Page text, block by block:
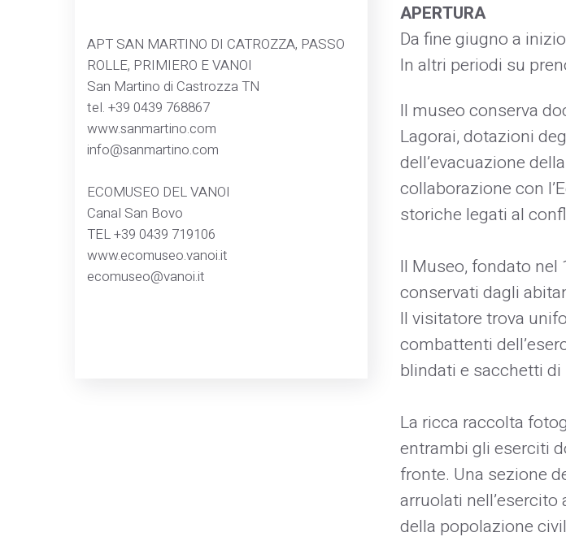
APT SAN MARTINO DI CATROZZA, PASSO
ROLLE, PRIMIERO E VANOI
San Martino di Castrozza TN
tel. +39 0439 768867
www.sanmartino.com
info@sanmartino.com
ECOMUSEO DEL VANOI
Canal San Bovo
TEL +39 0439 719106
www.ecomuseo.vanoi.it
ecomuseo@vanoi.it
APERTURA
Da fine giugno a
In altri periodi su
Il museo conserva
Lagorai, dotazioni
dell’evacuazione
collaborazione con
storiche legati al
Il Museo, fondato
conservati dagli
Il visitatore trova
combattenti
blindati e sacchetti
La ricca raccolta
entrambi gli eserciti
fronte. Una sezione
arruolati
della popolazione